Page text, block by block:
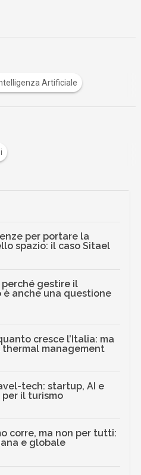
Artificiale
per portare la
spazio: il caso Sitael
perché gestire il
è anche una questione
cresce l’Italia: ma
management
tech: startup, AI e
il turismo
corre, ma non per tutti:
e globale